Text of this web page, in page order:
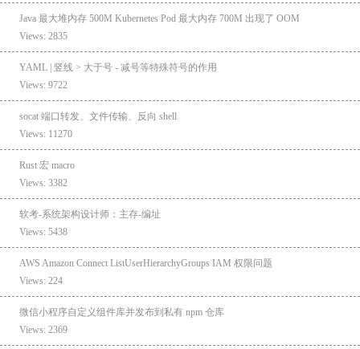
Java 最大堆内存 500M Kubernetes Pod 最大内存 700M 出现了 OOM
Views: 2835
YAML | 竖线 > 大于号 - 减号等特殊符号的作用
Views: 9722
socat 端口转发、文件传输、反向 shell
Views: 11270
Rust 宏 macro
Views: 3382
软考-系统架构设计师：主存-编址
Views: 5438
AWS Amazon Connect ListUserHierarchyGroups IAM 权限问题
Views: 224
微信小程序自定义组件库并发布到私有 npm 仓库
Views: 2369